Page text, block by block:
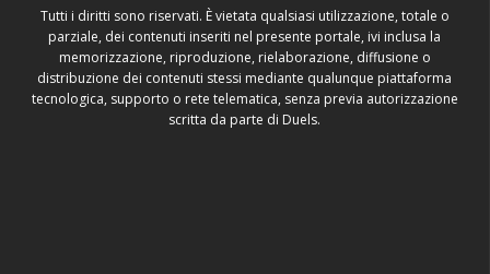
Tutti i diritti sono riservati. È vietata qualsiasi utilizzazione, totale o
parziale, dei contenuti inseriti nel presente portale, ivi inclusa la
memorizzazione, riproduzione, rielaborazione, diffusione o
distribuzione dei contenuti stessi mediante qualunque piattaforma
tecnologica, supporto o rete telematica, senza previa autorizzazione
scritta da parte di Duels.